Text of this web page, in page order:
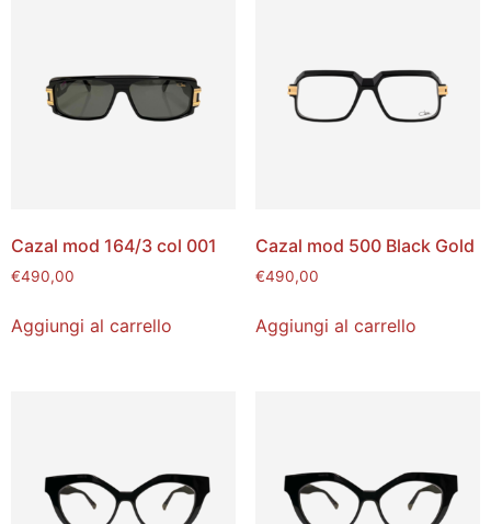
Cazal mod 164/3 col 001
€490,00
Aggiungi al carrello
Cazal mod 500 Black Gold
€490,00
Aggiungi al carrello